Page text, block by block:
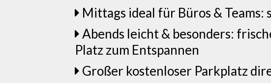
Mittags ideal für Büros & Teams:
Abends leicht & besonders:
Platz zum Entspannen
Großer kostenloser Parkplatz